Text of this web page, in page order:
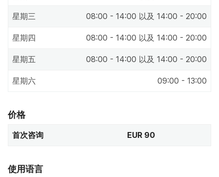
星期三 08:00 - 14:00 以及 14:00 - 20:00
星期四 08:00 - 14:00 以及 14:00 - 20:00
星期五 08:00 - 14:00 以及 14:00 - 20:00
星期六 09:00 - 13:00
价格
首次咨询 EUR 90
使用语言